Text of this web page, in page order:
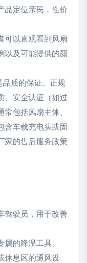
品定位亲民，性价
可以直观看到风扇
以及可能提供的颜
品质的保证。正规
、安全认证（如过
包括风扇主体、
含车载充电头或固
家的售后服务政策
驾驶员，用于改善
的降温工具。
休息区的通风设